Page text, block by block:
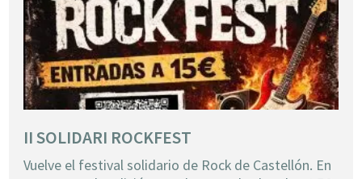
II SOLIDARI ROCKFEST
Vuelve el festival solidario de Rock de Castellón. En